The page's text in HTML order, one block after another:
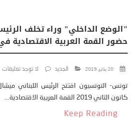
"الوضع الداخلي" وراء تخلف
حضور القمة العربية الاقتصادية
20 يناير، 2019 الجديد لا توجد تعليقات
كانون الثاني 2019 القمة العربية الاقتصادية...
Keep Reading